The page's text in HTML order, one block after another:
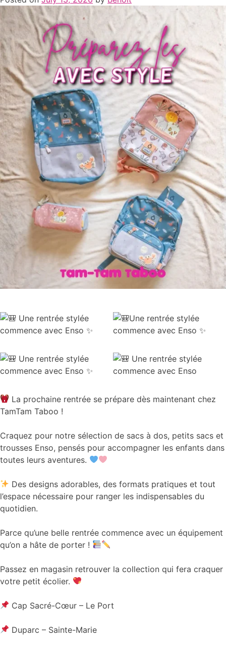
La prochaine rentrée se prépare dès maintenant chez
TamTam Taboo !
Craquez pour notre sélection de sacs à dos, petits sacs et
trousses Enso, pensés pour accompagner les enfants dans
toutes leurs aventures.
Des designs adorables, des formats pratiques et tout
l’espace nécessaire pour ranger les indispensables du
quotidien.
Parce qu’une belle rentrée commence avec un équipement
qu’on a hâte de porter !
Passez en magasin retrouver la collection qui fera craquer
votre petit écolier.
Cap Sacré-Cœur – Le Port
Duparc – Sainte-Marie